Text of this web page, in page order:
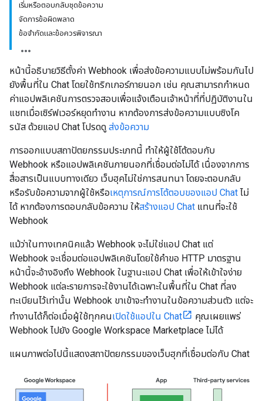
เริ่มหรือตอบกลับชุดข้อความ
จัดการข้อผิดพลาด
ข้อจำกัดและข้อควรพิจารณา
หน้านี้อธิบายวิธีตั้งค่า Webhook เพื่อส่งข้อความแบบไม่พร้อมกันไป
ยังพื้นที่ใน Chat โดยใช้ทริกเกอร์ภายนอก เช่น คุณสามารถกำหนด
ค่าแอปพลิเคชันการตรวจสอบเพื่อแจ้งเตือนเจ้าหน้าที่ที่ปฏิบัติงานใน
แชทเมื่อเซิร์ฟเวอร์หยุดทำงาน หากต้องการส่งข้อความแบบซิงโค
รนัส ด้วยแอป Chat โปรดดู ส่งข้อความ
การออกแบบสถาปัตยกรรมประเภทนี้ ทำให้ผู้ใช้โต้ตอบกับ
Webhook หรือแอปพลิเคชันภายนอกที่เชื่อมต่อไม่ได้ เนื่องจากการ
สื่อสารเป็นแบบทางเดียว เว็บฮุคไม่ใช่การสนทนา โดยจะตอบกลับ
หรือรับข้อความจากผู้ใช้หรือเหตุการณ์การโต้ตอบของแอป Chat ไม่
ได้ หากต้องการตอบกลับข้อความ ให้สร้างแอป Chat แทนที่จะใช้
Webhook
แม้ว่าในทางเทคนิคแล้ว Webhook จะไม่ใช่แอป Chat แต่
Webhook จะเชื่อมต่อแอปพลิเคชันโดยใช้คำขอ HTTP มาตรฐาน
หน้านี้จะอ้างอิงถึง Webhook ในฐานะแอป Chat เพื่อให้เข้าใจง่าย
Webhook แต่ละรายการจะใช้งานได้เฉพาะในพื้นที่ใน Chat ที่ลง
ทะเบียนไว้เท่านั้น Webhook ขาเข้าจะทำงานในข้อความส่วนตัว แต่จะ
ทำงานได้ก็ต่อเมื่อผู้ใช้ทุกคนเปิดใช้แอปใน Chat
คุณเผยแพร่
Webhook ไปยัง Google Workspace Marketplace ไม่ได้
แผนภาพต่อไปนี้แสดงสถาปัตยกรรมของเว็บฮุกที่เชื่อมต่อกับ Chat